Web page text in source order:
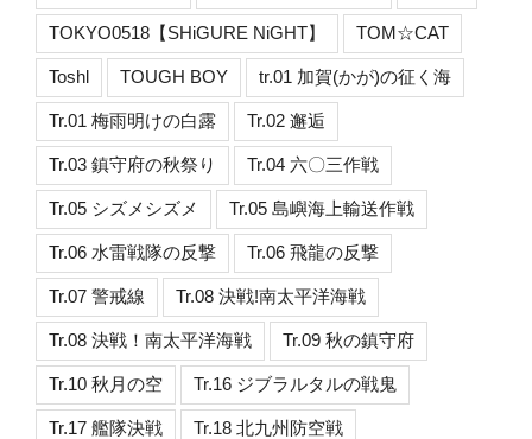
TOKYO0518【SHiGURE NiGHT】 TOM☆CAT
Toshl TOUGH BOY tr.01 加賀(かが)の征く海
Tr.01 梅雨明けの白露 Tr.02 邂逅
Tr.03 鎮守府の秋祭り Tr.04 六〇三作戦
Tr.05 シズメシズメ Tr.05 島嶼海上輸送作戦
Tr.06 水雷戦隊の反撃 Tr.06 飛龍の反撃
Tr.07 警戒線 Tr.08 決戦!南太平洋海戦
Tr.08 決戦！南太平洋海戦 Tr.09 秋の鎮守府
Tr.10 秋月の空 Tr.16 ジブラルタルの戦鬼
Tr.17 艦隊決戦 Tr.18 北九州防空戦